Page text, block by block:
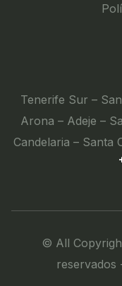
Tenerife Sur –
Arona – Adeje –
Candelaria – Santa
© All
reservados